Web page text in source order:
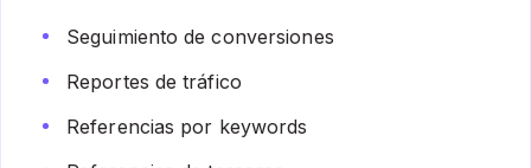
Seguimiento de conversiones
Reportes de tráfico
Referencias por keywords